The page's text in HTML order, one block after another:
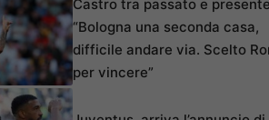
Castro tra passato e
“Bologna una seconda casa,
difficile andare via. Scelto
per vincere”